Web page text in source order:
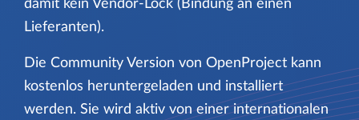
damit kein Vendor-Lock (Bindung an einen
Lieferanten).
Die Community Version von OpenProject kann
kostenlos heruntergeladen und installiert
werden. Sie wird aktiv von einer internationalen